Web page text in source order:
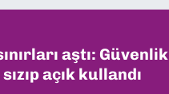
aştı:
açık kullandı